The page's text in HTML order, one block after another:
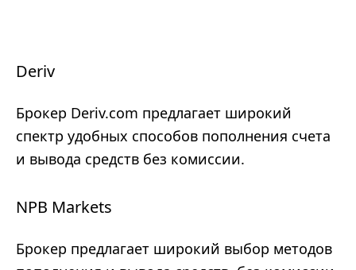
Deriv
Брокер Deriv.com предлагает широкий
спектр удобных способов пополнения счета
и вывода средств без комиссии.
NPB Markets
Брокер предлагает широкий выбор методов